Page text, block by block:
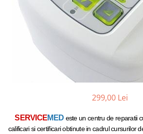
299,00 Lei
SERVICEMED este un centru de reparatii
calificari si certificari obtinute in cadrul cursurilor